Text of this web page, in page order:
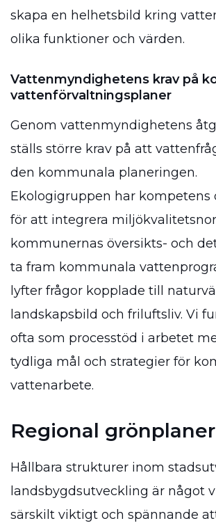
skapa en helhetsbild kring
olika funktioner och värden.
Vattenmyndighetens krav på
vattenförvaltningsplaner
Genom vattenmyndighetens
ställs större krav på att
den kommunala planeringen.
Ekologigruppen har kompetens
för att integrera
kommunernas översikts- och
ta fram kommunala
lyfter frågor kopplade till
landskapsbild och friluftsliv. Vi
ofta som processtöd i arbetet
tydliga mål och strategier för
vattenarbete.
Regional
Hållbara strukturer inom
landsbygdsutveckling är något
särskilt viktigt och spännande